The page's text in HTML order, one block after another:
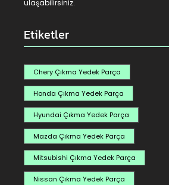
ulaşabilirsiniz.
Etiketler
Chery Çıkma Yedek Parça
Honda Çıkma Yedek Parça
Hyundai Çıkma Yedek Parça
Mazda Çıkma Yedek Parça
Mitsubishi Çıkma Yedek Parça
Nissan Çıkma Yedek Parça